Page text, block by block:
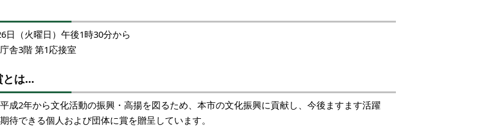
日（火曜日）午後1時30分から
舎3階 第1応接室
とは…
成2年から文化活動の振興・高揚を図るため、本市の文化振興に貢献し、今後ますます活躍
待できる個人および団体に賞を贈呈しています。